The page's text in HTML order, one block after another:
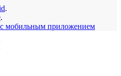
.
.
мобильным приложением